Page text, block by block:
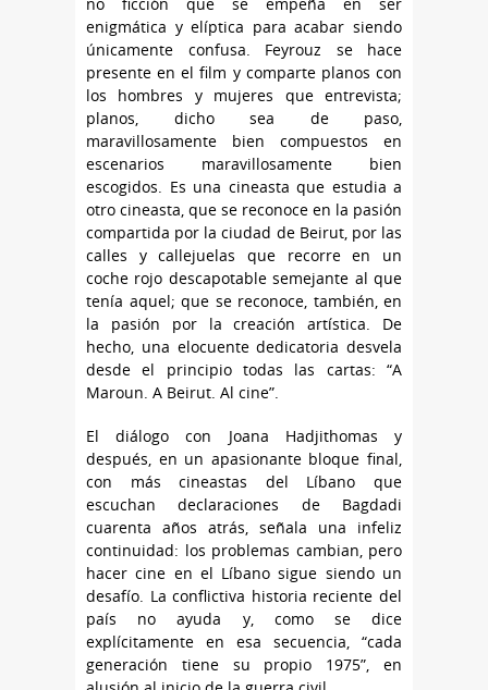
enigmática y elíptica para acabar siendo
únicamente confusa. Feyrouz se hace
presente en el film y comparte planos con
los hombres y mujeres que entrevista;
planos, dicho sea de paso,
maravillosamente bien compuestos en
escenarios maravillosamente bien
escogidos. Es una cineasta que estudia a
otro cineasta, que se reconoce en la pasión
compartida por la ciudad de Beirut, por las
calles y callejuelas que recorre en un
coche rojo descapotable semejante al que
tenía aquel; que se reconoce, también, en
la pasión por la creación artística. De
hecho, una elocuente dedicatoria desvela
desde el principio todas las cartas: “A
Maroun. A Beirut. Al cine”.
El diálogo con Joana Hadjithomas y
después, en un apasionante bloque final,
con más cineastas del Líbano que
escuchan declaraciones de Bagdadi
cuarenta años atrás, señala una infeliz
continuidad: los problemas cambian, pero
hacer cine en el Líbano sigue siendo un
desafío. La conflictiva historia reciente del
país no ayuda y, como se dice
explícitamente en esa secuencia, “cada
generación tiene su propio 1975”, en